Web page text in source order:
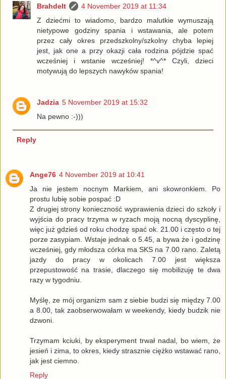
Brahdelt
4 November 2019 at 11:34
Z dziećmi to wiadomo, bardzo malutkie wymuszają
nietypowe godziny spania i wstawania, ale potem
przez cały okres przedszkolny/szkolny chyba lepiej
jest, jak one a przy okazji cała rodzina pójdzie spać
wcześniej i wstanie wcześniej! *^v^* Czyli, dzieci
motywują do lepszych nawyków spania!
Jadzia 5 November 2019 at 15:32
Na pewno :-)))
Reply
Ange76 4 November 2019 at 10:41
Ja nie jestem nocnym Markiem, ani skowronkiem. Po
prostu lubię sobie pospać :D
Z drugiej strony konieczność wyprawienia dzieci do szkoły i
wyjścia do pracy trzyma w ryzach moją nocną dyscyplinę,
więc już gdzieś od roku chodzę spać ok. 21.00 i często o tej
porze zasypiam. Wstaje jednak o 5.45, a bywa że i godzinę
wcześniej, gdy młodsza córka ma SKS na 7.00 rano. Zaletą
jazdy do pracy w okolicach 7.00 jest większa
przepustowość na trasie, dlaczego się mobilizuję te dwa
razy w tygodniu.
Myślę, ze mój organizm sam z siebie budzi się między 7.00
a 8.00, tak zaobserwowałam w weekendy, kiedy budzik nie
dzwoni.
Trzymam kciuki, by eksperyment trwał nadal, bo wiem, że
jesień i zima, to okres, kiedy strasznie ciężko wstawać rano,
jak jest ciemno.
Reply